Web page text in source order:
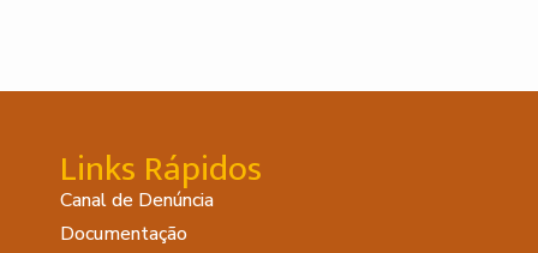
Links Rápidos
Canal de Denúncia
Documentação